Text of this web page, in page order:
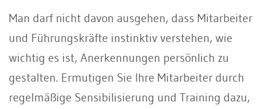
Man darf nicht davon ausgehen, dass Mitarbeiter
und Führungskräfte instinktiv verstehen, wie
wichtig es ist, Anerkennungen persönlich zu
gestalten. Ermutigen Sie Ihre Mitarbeiter durch
regelmäßige Sensibilisierung und Training dazu,